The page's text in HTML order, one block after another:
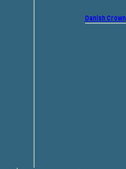
Danish Crown